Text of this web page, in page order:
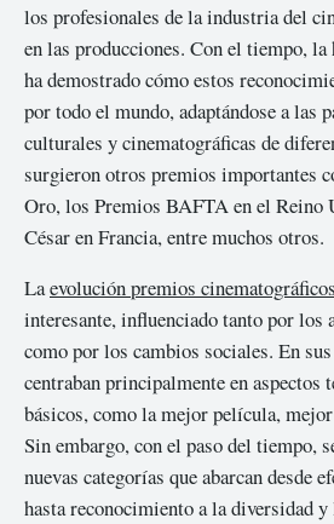
los profesionales de la industria del
en las producciones. Con el tiempo,
ha demostrado cómo estos
por todo el mundo, adaptándose a las
culturales y cinematográficas de
surgieron otros premios importantes
Oro, los Premios BAFTA en el Reino
César en Francia, entre muchos otros.
Laevolución premios cinematográficos
interesante, influenciado tanto por los
como por los cambios sociales. En
centraban principalmente en aspectos
básicos, como la mejor película,
Sin embargo, con el paso del tiempo,
nuevas categorías que abarcan desde
hasta reconocimiento a la diversidad